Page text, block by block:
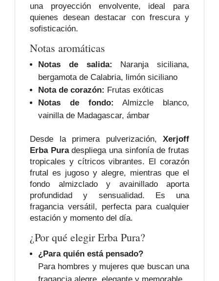
una proyección envolvente, ideal para
quienes desean destacar con frescura y
sofisticación.
Notas aromáticas
Notas de salida: Naranja siciliana,
bergamota de Calabria, limón siciliano
Nota de corazón: Frutas exóticas
Notas de fondo: Almizcle blanco,
vainilla de Madagascar, ámbar
Desde la primera pulverización, Xerjoff
Erba Puradespliega una sinfonía de frutas
tropicales y cítricos vibrantes. El corazón
frutal es jugoso y alegre, mientras que el
fondo almizclado y avainillado aporta
profundidad y sensualidad. Es una
fragancia versátil, perfecta para cualquier
estación y momento del día.
¿Por qué elegir Erba Pura?
¿Para quién está pensado?
Para hombres y mujeres que buscan una
fragancia alegre, elegante y memorable.